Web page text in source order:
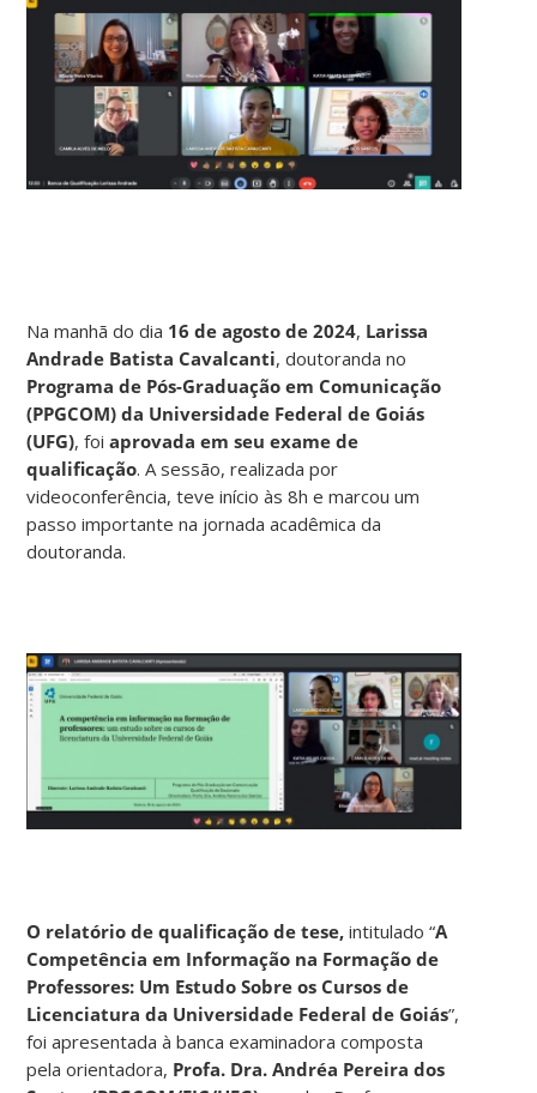
Na manhã do dia 16 de agosto de 2024, Larissa
Andrade Batista Cavalcanti, doutoranda no
Programa de Pós-Graduação em Comunicação
(PPGCOM) da Universidade Federal de Goiás
(UFG), foiaprovada em seu exame de
qualificação. A sessão, realizada por
videoconferência, teve início às 8h e marcou um
passo importante na jornada acadêmica da
doutoranda.
O relatório de qualificação de tese,intitulado “A
Competência em Informação na Formação de
Professores: Um Estudo Sobre os Cursos de
Licenciatura da Universidade Federal de Goiás”,
foi apresentada à banca examinadora composta
pela orientadora, Profa. Dra. Andréa Pereira dos